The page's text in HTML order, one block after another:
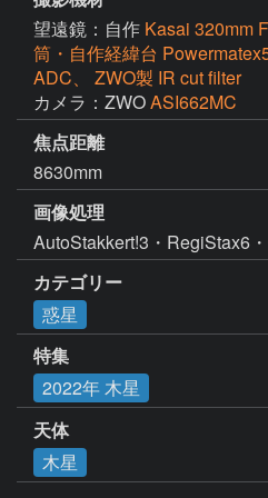
望遠鏡：自作 Kasai 320mm
筒・自作経緯台
ADC、 ZWO製 IR cut filter
カメラ：ZWOASI662MC
焦点距離
8630mm
画像処理
AutoStakkert!3・RegiStax6
カテゴリー
惑星
特集
2022年 木星
天体
木星